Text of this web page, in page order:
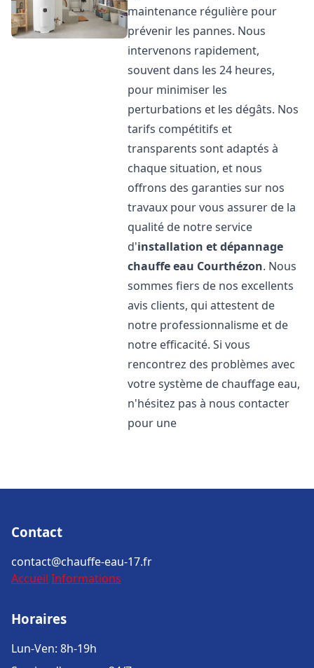
maintenance régulière pour
prévenir les pannes. Nous
intervenons rapidement,
souvent dans les 24 heures,
pour minimiser les
perturbations et les dégâts. Nos
tarifs compétitifs et
transparents sont adaptés à
chaque situation, et nous
offrons des garanties sur nos
travaux pour vous assurer de la
qualité de notre service
d'installation et dépannage
chauffe eau Courthézon. Nous
sommes fiers de nos excellents
avis clients, qui attestent de
notre professionnalisme et de
notre efficacité. Si vous
rencontrez des problèmes avec
votre système de chauffage eau,
n'hésitez pas à nous contacter
pour une
Contact
contact@chauffe-eau-17.fr
Accueil Informations
Horaires
Lun-Ven: 8h-19h